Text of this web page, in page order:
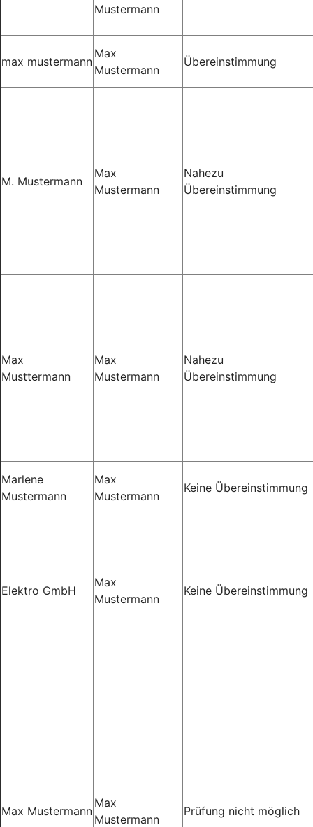
Mustermann
max mustermann
Max
Mustermann
Übereinstimmung
M. Mustermann
Max
Mustermann
Nahezu
Übereinstimmung
Max
Musttermann
Max
Mustermann
Nahezu
Übereinstimmung
Marlene
Mustermann
Max
Mustermann
Keine Übereinstimmung
Elektro GmbH
Max
Mustermann
Keine Übereinstimmung
Max Mustermann
Max
Mustermann
Prüfung nicht möglich